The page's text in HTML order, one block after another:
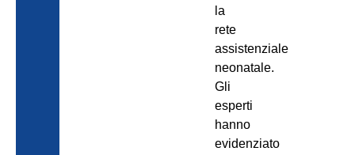
la
rete
assistenziale
neonatale.
Gli
esperti
hanno
evidenziato